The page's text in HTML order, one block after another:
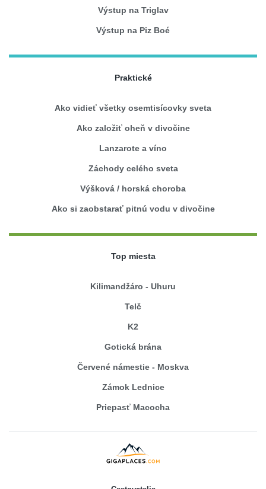
Výstup na Triglav
Výstup na Piz Boé
Praktické
Ako vidieť všetky osemtisícovky sveta
Ako založiť oheň v divočine
Lanzarote a víno
Záchody celého sveta
Výšková / horská choroba
Ako si zaobstarať pitnú vodu v divočine
Top miesta
Kilimandžáro - Uhuru
Telč
K2
Gotická brána
Červené námestie - Moskva
Zámok Lednice
Priepasť Macocha